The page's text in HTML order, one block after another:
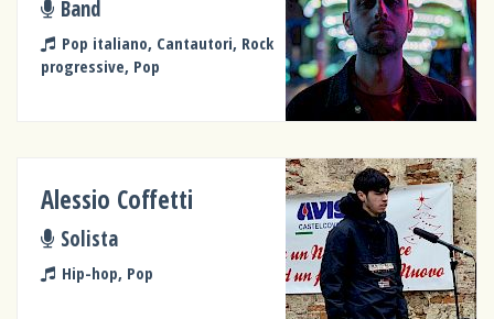
Band
Pop italiano, Cantautori, Rock
progressive, Pop
Alessio Coffetti
Solista
Hip-hop, Pop